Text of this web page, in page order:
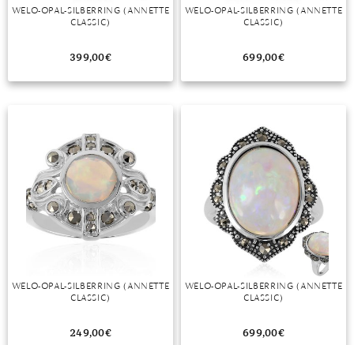
WELO-OPAL-SILBERRING (ANNETTE
CLASSIC)
399,00€
WELO-OPAL-SILBERRING (ANNETTE
CLASSIC)
699,00€
WELO-OPAL-SILBERRING (ANNETTE
CLASSIC)
249,00€
WELO-OPAL-SILBERRING (ANNETTE
CLASSIC)
699,00€